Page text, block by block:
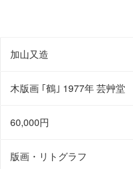
加山又造
木版画 ｢鶴｣ 1977年 芸艸堂
60,000円
版画・リトグラフ